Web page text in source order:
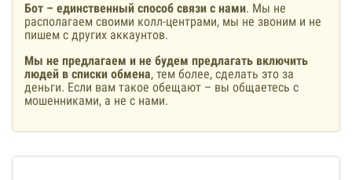
Бот – единственный способ связи с нами. Мы не
располагаем своими колл-центрами, мы не звоним и не
пишем с других аккаунтов.
Мы не предлагаем и не будем предлагать включить
людей в списки обмена, тем более, сделать это за
деньги. Если вам такое обещают – вы общаетесь с
мошенниками, а не с нами.